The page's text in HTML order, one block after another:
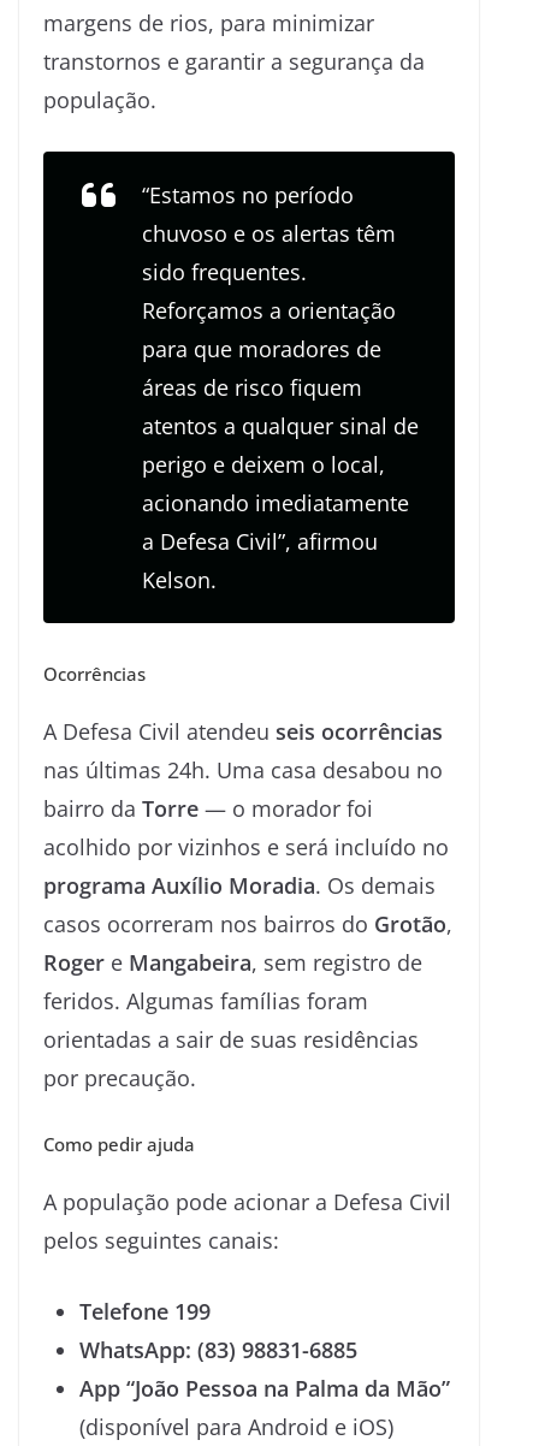
margens de rios, para minimizar
transtornos e garantir a segurança da
população.
“Estamos no período
chuvoso e os alertas têm
sido frequentes.
Reforçamos a orientação
para que moradores de
áreas de risco fiquem
atentos a qualquer sinal de
perigo e deixem o local,
acionando imediatamente
a Defesa Civil”, afirmou
Kelson.
Ocorrências
A Defesa Civil atendeu seis ocorrências
nas últimas 24h. Uma casa desabou no
bairro da Torre — o morador foi
acolhido por vizinhos e será incluído no
programa Auxílio Moradia. Os demais
casos ocorreram nos bairros do Grotão,
Roger e Mangabeira, sem registro de
feridos. Algumas famílias foram
orientadas a sair de suas residências
por precaução.
Como pedir ajuda
A população pode acionar a Defesa Civil
pelos seguintes canais:
Telefone 199
WhatsApp: (83) 98831-6885
App “João Pessoa na Palma da Mão”
(disponível para Android e iOS)